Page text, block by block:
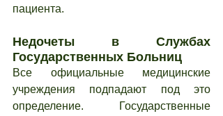
пациента.
Недочеты в Службах
Государственных Больниц
Все официальные медицинские
учреждения подпадают под это
определение. Государственные